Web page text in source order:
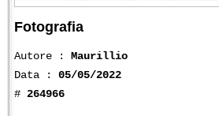
Fotografia
Autore : Maurillio
Data : 05/05/2022
# 264966